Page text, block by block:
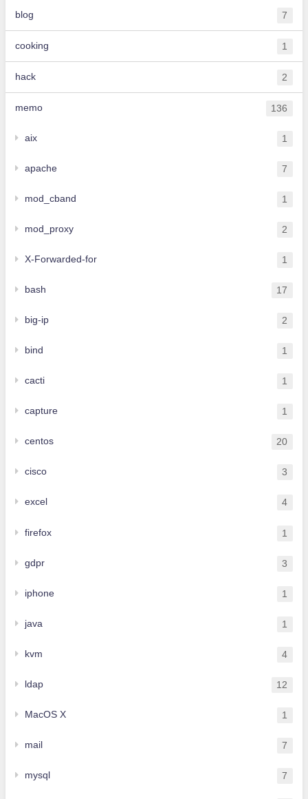
blog 7
cooking 1
hack 2
memo 136
aix 1
apache 7
mod_cband 1
mod_proxy 2
X-Forwarded-for 1
bash 17
big-ip 2
bind 1
cacti 1
capture 1
centos 20
cisco 3
excel 4
firefox 1
gdpr 3
iphone 1
java 1
kvm 4
ldap 12
MacOS X 1
mail 7
mysql 7